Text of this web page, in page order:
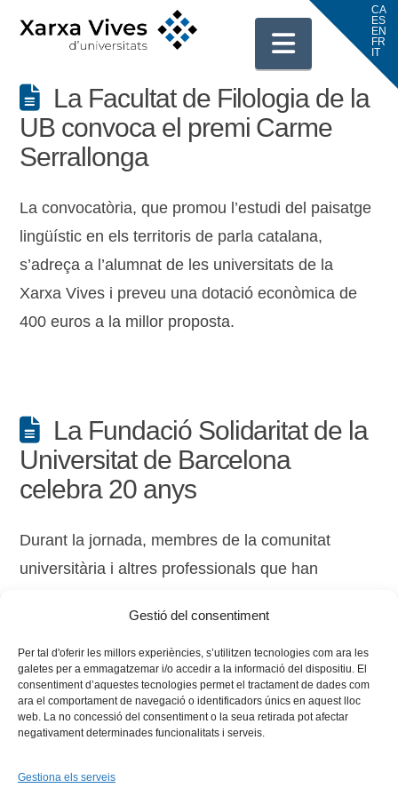
Gestió del consentiment
Per tal d'oferir les millors experiències, s’utilitzen tecnologies com ara les
galetes per a emmagatzemar i/o accedir a la informació del dispositiu. El
consentiment d’aquestes tecnologies permet el tractament de dades com
ara el comportament de navegació o identificadors únics en aquest lloc
web. La no concessió del consentiment o la seua retirada pot afectar
negativament determinades funcionalitats i serveis.
Gestiona els serveis
La Facultat de Filologia de la
UB convoca el premi Carme
Serrallonga
La convocatòria, que promou l’estudi del paisatge
lingüístic en els territoris de parla catalana,
s’adreça a l’alumnat de les universitats de la
Xarxa Vives i preveu una dotació econòmica de
400 euros a la millor proposta.
La Fundació Solidaritat de la
Universitat de Barcelona
celebra 20 anys
Durant la jornada, membres de la comunitat
universitària i altres professionals que han
situacions de conflicte internacional.